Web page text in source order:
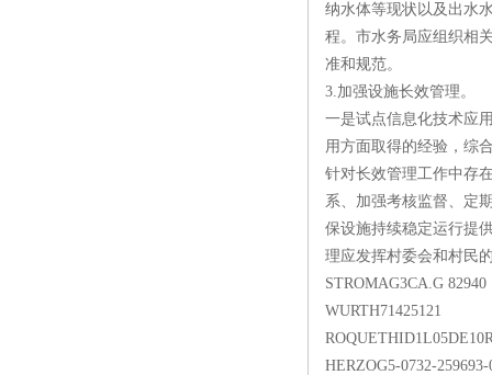
纳水体等现状以及出水
程。市水务局应组织相
准和规范。
3.加强设施长效管理。
一是试点信息化技术应
用方面取得的经验，综
针对长效管理工作中存
系、加强考核监督、定
保设施持续稳定运行提
理应发挥村委会和村民
STROMAG3CA.G 82940
WURTH71425121
HERZOG5-0732-259693-